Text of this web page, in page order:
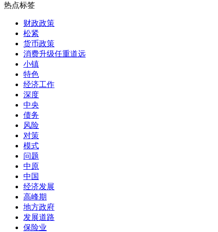
热点标签
财政政策
松紧
货币政策
消费升级任重道远
小镇
特色
经济工作
深度
中央
债务
风险
对策
模式
问题
中原
中国
经济发展
高峰期
地方政府
发展道路
保险业